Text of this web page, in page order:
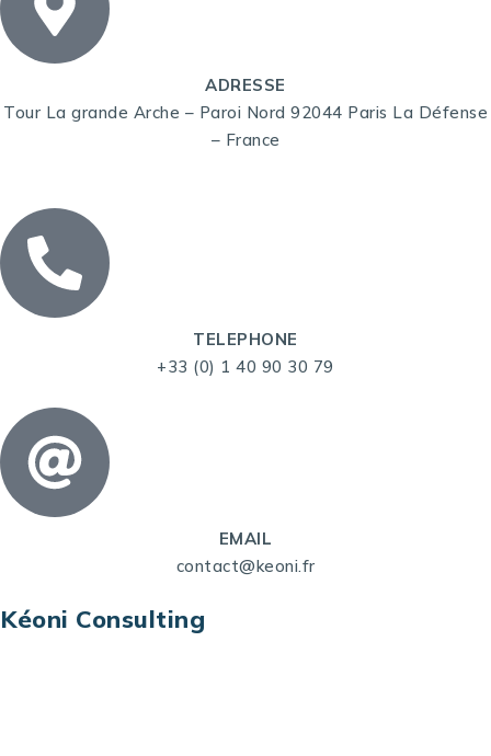
ADRESSE
Tour La grande Arche – Paroi Nord 92044 Paris La Défense
– France
TELEPHONE
+33 (0) 1 40 90 30 79
EMAIL
contact@keoni.fr
Kéoni Consulting